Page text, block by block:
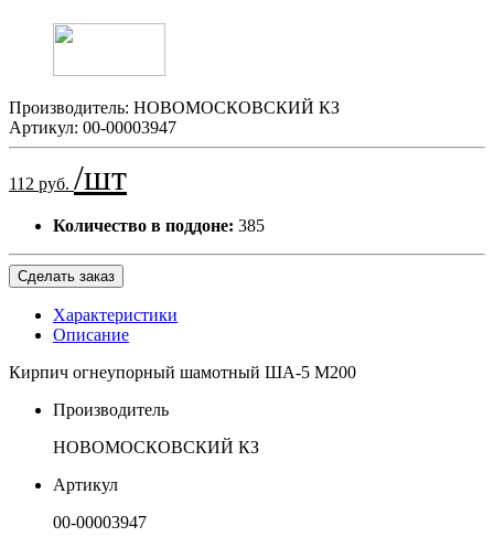
Производитель: НОВОМОСКОВСКИЙ КЗ
Артикул: 00-00003947
112 руб. /шт
Количество в поддоне: 385
Сделать заказ
Характеристики
Описание
Кирпич огнеупорный шамотный ША-5 М200
Производитель
НОВОМОСКОВСКИЙ КЗ
Артикул
00-00003947